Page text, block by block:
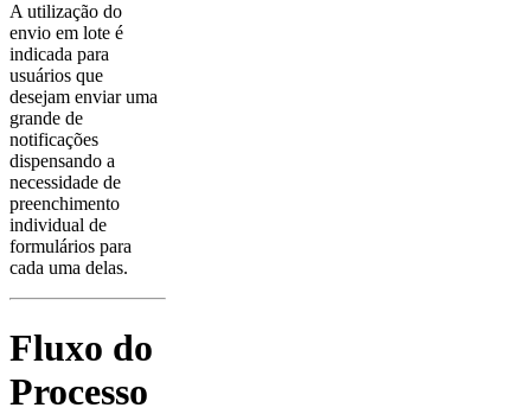
A utilização do
envio em lote é
indicada para
usuários que
desejam enviar uma
grande de
notificações
dispensando a
necessidade de
preenchimento
individual de
formulários para
cada uma delas.
Fluxo do
Processo